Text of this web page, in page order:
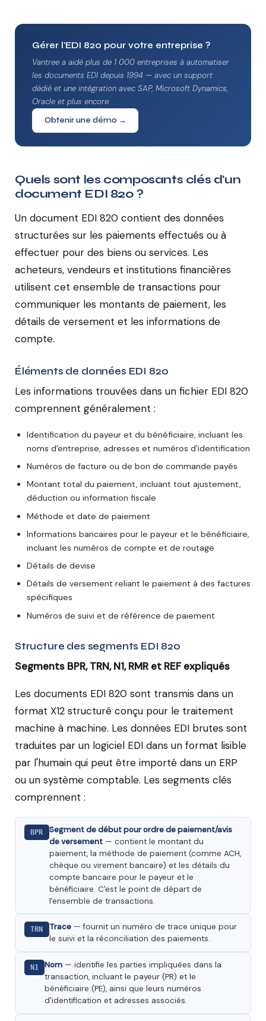
Gérer l'EDI 820 pour votre entreprise ?
Vantree a aidé plus de 1 000 entreprises à automatiser
les documents EDI depuis 1994 — avec un support
dédié et une intégration avec SAP, Microsoft Dynamics,
Oracle et plus encore.
Obtenir une démo →
Quels sont les composants clés d'un
document EDI 820 ?
Un document EDI 820 contient des données
structurées sur les paiements effectués ou à
effectuer pour des biens ou services. Les
acheteurs, vendeurs et institutions financières
utilisent cet ensemble de transactions pour
communiquer les montants de paiement, les
détails de versement et les informations de
compte.
Éléments de données EDI 820
Les informations trouvées dans un fichier EDI 820
comprennent généralement :
Identification du payeur et du bénéficiaire, incluant les
noms d'entreprise, adresses et numéros d'identification
Numéros de facture ou de bon de commande payés
Montant total du paiement, incluant tout ajustement,
déduction ou information fiscale
Méthode et date de paiement
Informations bancaires pour le payeur et le bénéficiaire,
incluant les numéros de compte et de routage
Détails de devise
Détails de versement reliant le paiement à des factures
spécifiques
Numéros de suivi et de référence de paiement
Structure des segments EDI 820
Segments BPR, TRN, N1, RMR et REF expliqués
Les documents EDI 820 sont transmis dans un
format X12 structuré conçu pour le traitement
machine à machine. Les données EDI brutes sont
traduites par un logiciel EDI dans un format lisible
par l'humain qui peut être importé dans un ERP
ou un système comptable. Les segments clés
comprennent :
BPR
Segment de début pour ordre de paiement/avis
de versement— contient le montant du
paiement, la méthode de paiement (comme ACH,
chèque ou virement bancaire) et les détails du
compte bancaire pour le payeur et le
bénéficiaire. C'est le point de départ de
l'ensemble de transactions.
TRN Trace— fournit un numéro de trace unique pour
le suivi et la réconciliation des paiements.
N1 Nom — identifie les parties impliquées dans la
transaction, incluant le payeur (PR) et le
bénéficiaire (PE), ainsi que leurs numéros
d'identification et adresses associés.